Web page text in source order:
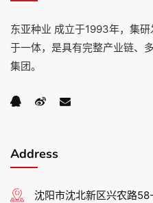
东亚种业 成立于1993年，集
于一体，是具有完整产业链、
集团。
Address
沈阳市沈北新区兴农路